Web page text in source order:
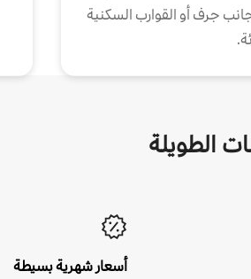
جرف أو القوارب السكنية
الطويلة
أسعار شهرية بسيطة